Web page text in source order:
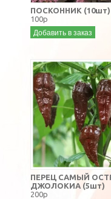
ПОСКОННИК (10шт)
100р
Добавить в заказ
ПЕРЕЦ САМЫЙ
ДЖОЛОКИА (5шт)
200р